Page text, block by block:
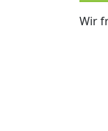
Wir